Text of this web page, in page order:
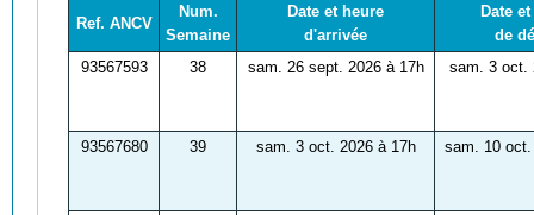
Ref. ANCV
Num.
Semaine
Date et heure
d'arrivée
Date
de
93567593
38 sam. 26 sept. 2026 à 17h sam. 3 oct.
93567680 39 sam. 3 oct. 2026 à 17h sam. 10